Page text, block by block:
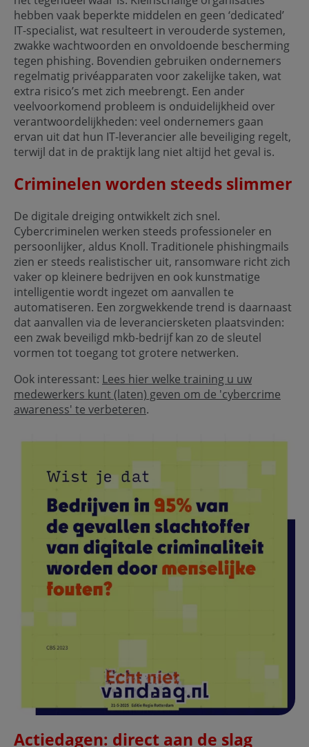
hebben vaak beperkte middelen en geen ‘dedicated’
IT-specialist, wat resulteert in verouderde systemen,
zwakke wachtwoorden en onvoldoende bescherming
tegen phishing. Bovendien gebruiken ondernemers
regelmatig privéapparaten voor zakelijke taken, wat
extra risico’s met zich meebrengt. Een ander
veelvoorkomend probleem is onduidelijkheid over
verantwoordelijkheden: veel ondernemers gaan
ervan uit dat hun IT-leverancier alle beveiliging regelt,
terwijl dat in de praktijk lang niet altijd het geval is.
Criminelen worden steeds slimmer
De digitale dreiging ontwikkelt zich snel.
Cybercriminelen werken steeds professioneler en
persoonlijker, aldus Knoll. Traditionele phishingmails
zien er steeds realistischer uit, ransomware richt zich
vaker op kleinere bedrijven en ook kunstmatige
intelligentie wordt ingezet om aanvallen te
automatiseren. Een zorgwekkende trend is daarnaast
dat aanvallen via de leveranciersketen plaatsvinden:
een zwak beveiligd mkb-bedrijf kan zo de sleutel
vormen tot toegang tot grotere netwerken.
Ook interessant: Lees hier welke training u uw
medewerkers kunt (laten) geven om de 'cybercrime
awareness' te verbeteren.
Actiedagen: direct aan de slag